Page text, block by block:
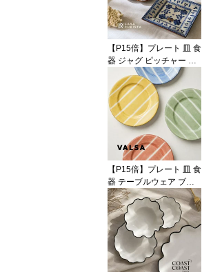
【P15倍】プレート 皿 食
器 ジャグ ピッチャー 花
瓶 フラワーベース 花柄
フラワーモチーフ 陶器
テラコッタ ブルー 青 ホ
ワイト 白 テーブルウェ
ア おしゃれ かわいい 輸
入食器 海外インテリア
輸入 インポート 直輸入
オブジェ 置物 インテリ
ア ハンドメイド
【P15倍】プレート 皿 食
器 テーブルウェア ブル
ー イエロー グリーン レ
ッド 青 赤 黄色 陶器 アー
スンウェア ラウンド 22c
m 中皿 オブジェ 置物 イ
ンテリア おしゃれ かわ
いい 海外インテリア 輸
入 インポート 直輸入 ギ